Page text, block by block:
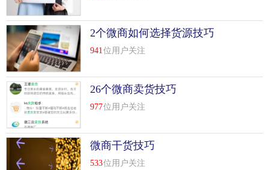
他们在进行选择的过程之中，也可能会了解到一些操作方面
的注意问题和情况，毕竟很多人在进行微商网了解或者是一
些vip微商网操作的过程之中，能够让人们更加好的选择一
些适合自己的产品类型，应该都是人们在进行操作的时候不
断的了解到这些相关的情况和要素。
[
top7 整理一些目前运营比较好的微商代理货源网站
技巧
微商在今年如火如荼进行中，为了让大家找到更优质的货
2个微商如何选择货源技巧
941 位用户关注
26个微商卖货技巧
977位用户关注
微商干货技巧
533位用户关注